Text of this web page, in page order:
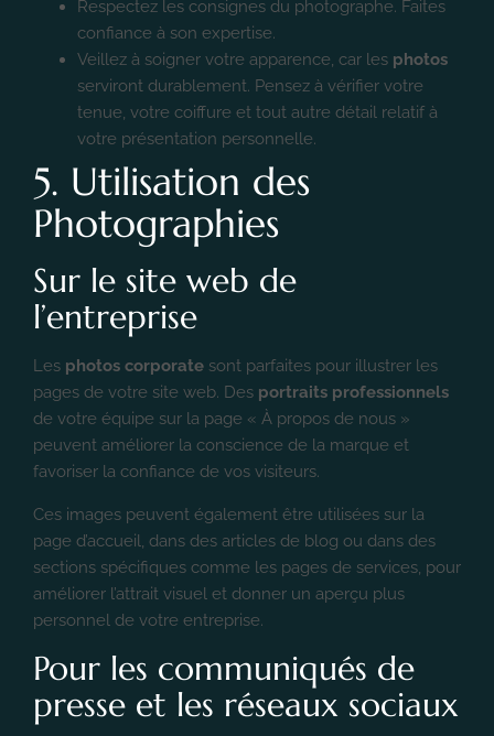
Respectez les consignes du photographe. Faites
confiance à son expertise.
Veillez à soigner votre apparence, car les photos
serviront durablement. Pensez à vérifier votre
tenue, votre coiffure et tout autre détail relatif à
votre présentation personnelle.
5. Utilisation des
Photographies
Sur le site web de
l’entreprise
Les photos corporate sont parfaites pour illustrer les
pages de votre site web. Des portraits professionnels
de votre équipe sur la page « À propos de nous »
peuvent améliorer la conscience de la marque et
favoriser la confiance de vos visiteurs.
Ces images peuvent également être utilisées sur la
page d’accueil, dans des articles de blog ou dans des
sections spécifiques comme les pages de services, pour
améliorer l’attrait visuel et donner un aperçu plus
personnel de votre entreprise.
Pour les communiqués de
presse et les réseaux sociaux